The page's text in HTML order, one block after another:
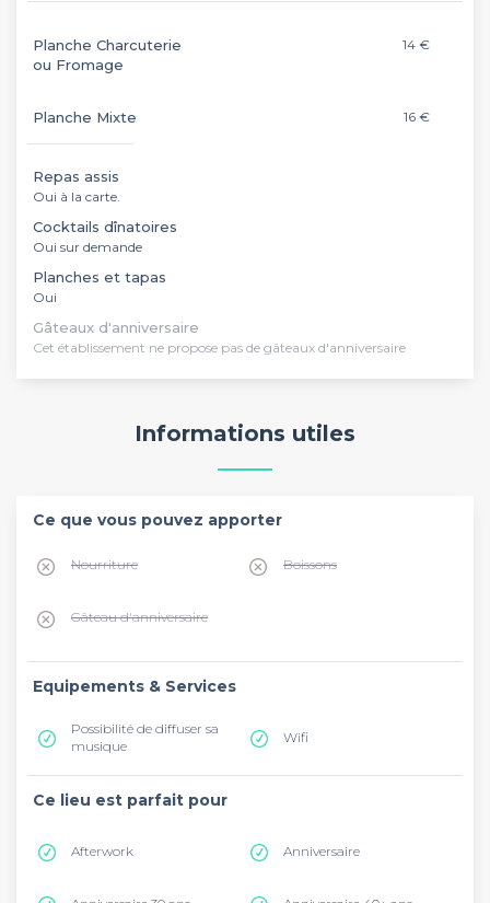
Planche Charcuterie
ou Fromage
14 €
Planche Mixte 16 €
Repas assis
Oui à la carte.
Cocktails dînatoires
Oui sur demande
Planches et tapas
Oui
Gâteaux d'anniversaire
Cet établissement ne propose pas de gâteaux d'anniversaire
Informations utiles
Ce que vous pouvez apporter
Nourriture Boissons
Gâteau d'anniversaire
Equipements & Services
Possibilité de diffuser sa
musique
Wifi
Ce lieu est parfait pour
Afterwork Anniversaire